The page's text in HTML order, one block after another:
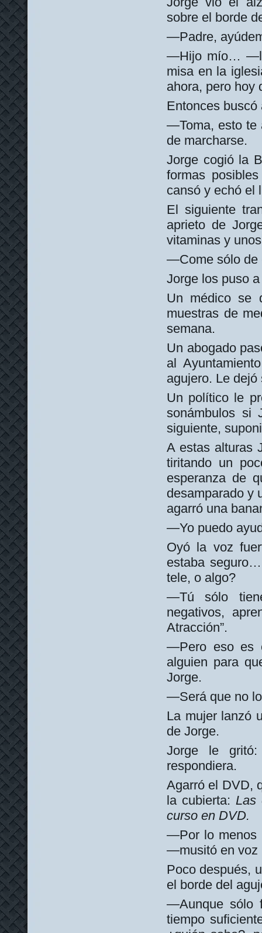
sobre el borde
—Padre,
—Hijo mío… —la
misa en la
ahora, pero hoy
Entonces
—Toma, esto te
de marcharse.
Jorge cogió la
formas
cansó y echó el
El siguiente
aprieto de
vitaminas y
—Come sólo
Jorge los puso
Un médico se
muestras de
semana.
Un abogado
al
agujero. Le dejó
Un político le
sonámbulos si
siguiente,
A estas alturas
tiritando un
esperanza de
desamparado y
agarró una
—Yo puedo
Oyó la voz
estaba
tele, o algo?
—Tú sólo
negativos,
Atracción”.
—Pero eso es
alguien para
Jorge.
—Será que no
La mujer lanzó
de Jorge.
Jorge le
respondiera.
Agarró el DVD,
la cubierta: Las
curso en DVD.
—Por lo menos
—musitó en voz
Poco después,
el borde del
—Aunque sólo
tiempo